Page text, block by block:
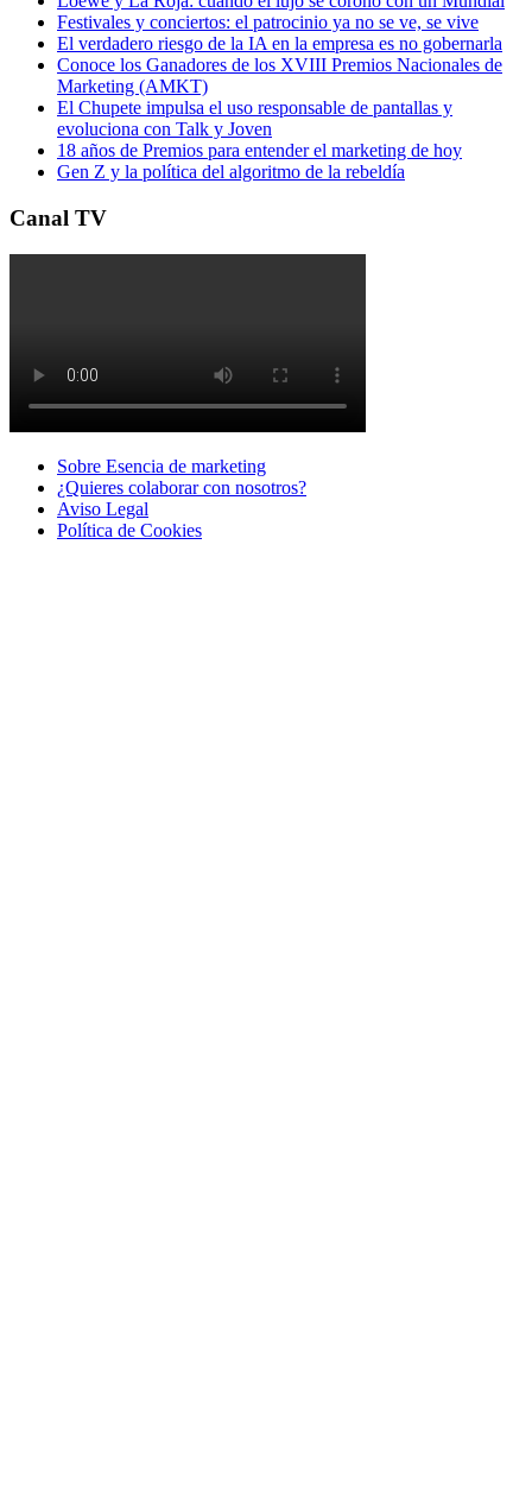
Festivales y conciertos: el patrocinio ya no se ve, se vive
El verdadero riesgo de la IA en la empresa es no gobernarla
Conoce los Ganadores de los XVIII Premios Nacionales de
Marketing (AMKT)
El Chupete impulsa el uso responsable de pantallas y
evoluciona con Talk y Joven
18 años de Premios para entender el marketing de hoy
Gen Z y la política del algoritmo de la rebeldía
Canal TV
Sobre Esencia de marketing
¿Quieres colaborar con nosotros?
Aviso Legal
Polí­tica de Cookies